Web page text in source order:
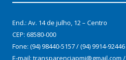
End.: Av. 14 de julho, 12 – Centro
CEP: 68580-000
Fone: (94) 98440-5157 / (94) 9914-92446
E-mail: transparenciapmi@gmail.com /